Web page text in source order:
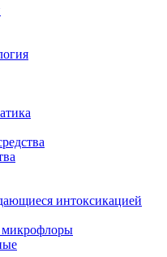
интоксикацией
микрофлоры